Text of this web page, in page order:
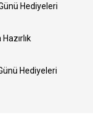
Hediyeleri
Hediyeleri